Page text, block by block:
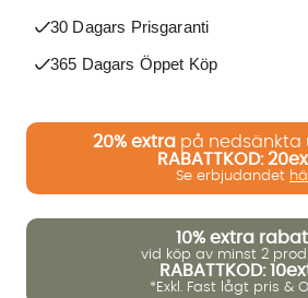
30 Dagars Prisgaranti
365 Dagars Öppet Köp
20% extra på nedsänkta
RABATTKOD:
Se erbjudandet
10% extra
vid köp av minst 2
RABATTKOD:
*Exkl. Fast lågt pris &
Vi använder AI för att svara på dina
sparas i upp till 24 timmar för att
inte dina uppgifter med tredje
integritetspolicy.
Jag godkänner att
Starta chatten